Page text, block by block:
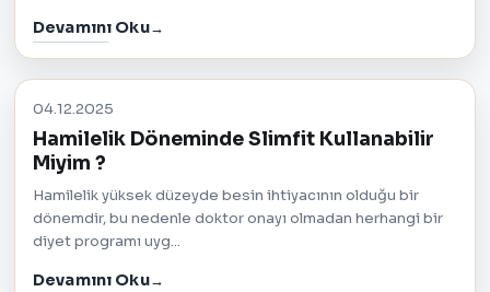
Devamını Oku
04.12.2025
Hamilelik Döneminde Slimfit Kullanabilir
Miyim ?
Hamilelik yüksek düzeyde besin ihtiyacının olduğu bir
dönemdir, bu nedenle doktor onayı olmadan herhangi bir
diyet programı uyg...
Devamını Oku